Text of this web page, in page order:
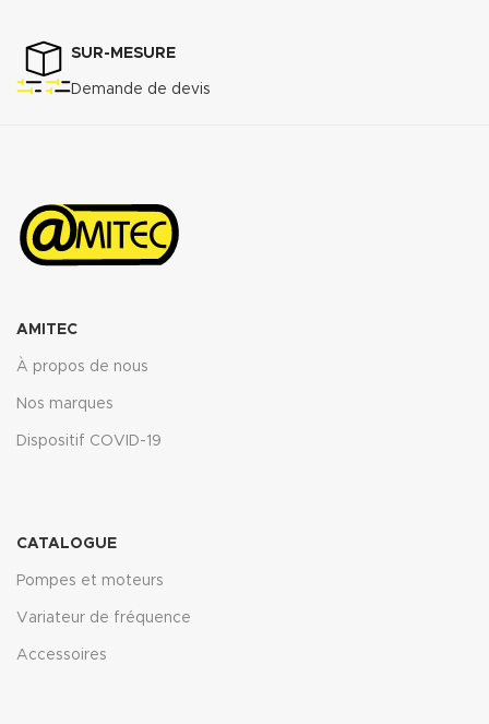
SUR-MESURE
Demande de devis
AMITEC
À propos de nous
Nos marques
Dispositif COVID-19
CATALOGUE
Pompes et moteurs
Variateur de fréquence
Accessoires